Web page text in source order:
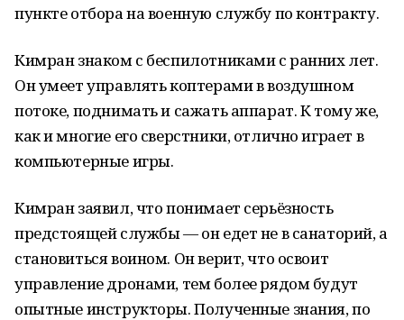
пункте отбора на военную службу по контракту.
Кимран знаком с беспилотниками с ранних лет.
Он умеет управлять коптерами в воздушном
потоке, поднимать и сажать аппарат. К тому же,
как и многие его сверстники, отлично играет в
компьютерные игры.
Кимран заявил, что понимает серьёзность
предстоящей службы — он едет не в санаторий, а
становиться воином. Он верит, что освоит
управление дронами, тем более рядом будут
опытные инструкторы. Полученные знания, по